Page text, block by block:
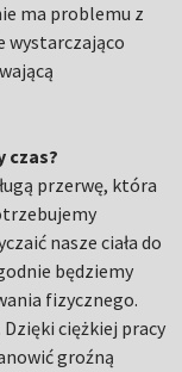
ma problemu z
wystarczająco
czas?
przerwę, która
nasze ciała do
będziemy
fizycznego.
Dzięki ciężkiej pracy
groźną